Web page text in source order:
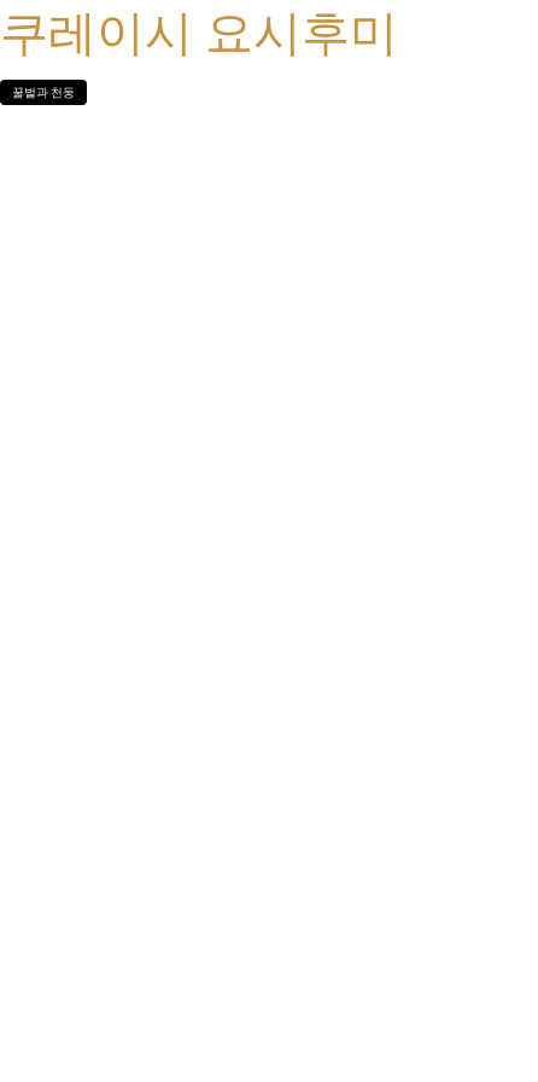
쿠레이시 요시후미
꿀벌과 천둥